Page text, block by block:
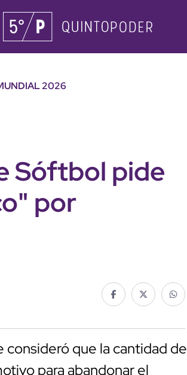
2026
Sóftbol pide
por
consideró que la cantidad de
para abandonar el